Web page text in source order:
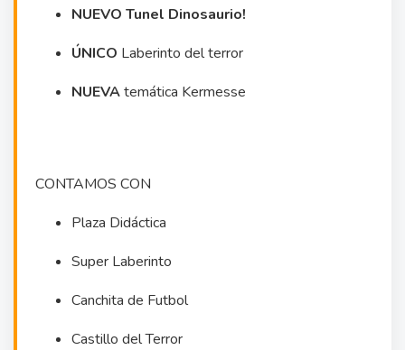
NUEVO Tunel Dinosaurio!
ÚNICO Laberinto del terror
NUEVAtemática Kermesse
CONTAMOS CON
Plaza Didáctica
Super Laberinto
Canchita de Futbol
Castillo del Terror